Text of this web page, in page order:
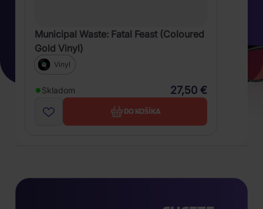
Municipal Waste: Fatal Feast (Coloured
Gold Vinyl)
Vinyl
Skladom 27,50 €
DO KOŠÍKA